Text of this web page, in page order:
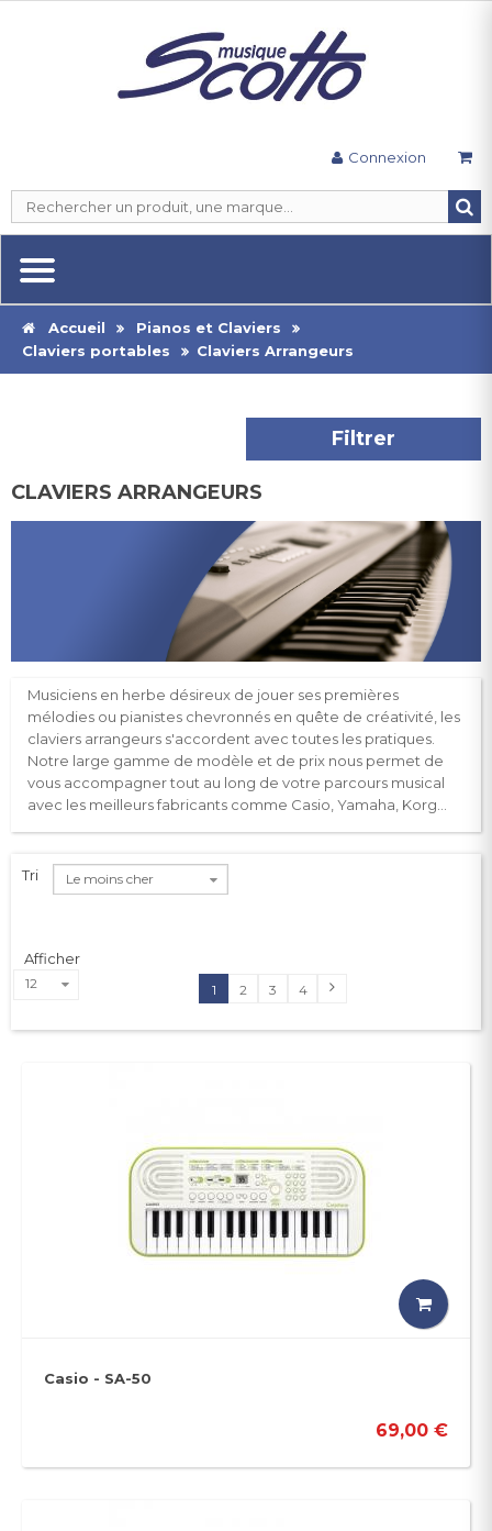
Connexion
Accueil
Pianos et Claviers
Claviers portables
Claviers Arrangeurs
Filtrer
CLAVIERS ARRANGEURS
Musiciens en herbe désireux de jouer ses premières
mélodies ou pianistes chevronnés en quête de créativité, les
claviers arrangeurs s'accordent avec toutes les pratiques.
Notre large gamme de modèle et de prix nous permet de
vous accompagner tout au long de votre parcours musical
avec les meilleurs fabricants comme Casio, Yamaha, Korg...
1 2 3 4
Tri Le moins cher
Afficher
12
Casio - SA-50
69,00 €